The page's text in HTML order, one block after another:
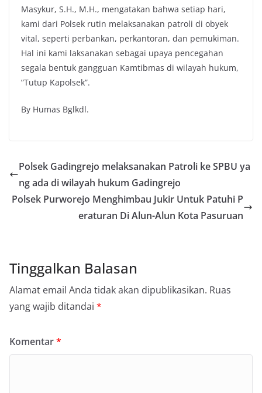
Masykur, S.H., M.H., mengatakan bahwa setiap hari,
kami dari Polsek rutin melaksanakan patroli di obyek
vital, seperti perbankan, perkantoran, dan pemukiman.
Hal ini kami laksanakan sebagai upaya pencegahan
segala bentuk gangguan Kamtibmas di wilayah hukum,
”Tutup Kapolsek”.
By Humas Bglkdl.
Polsek Gadingrejo melaksanakan Patroli ke SPBU ya
ng ada di wilayah hukum Gadingrejo
Polsek Purworejo Menghimbau Jukir Untuk Patuhi P
eraturan Di Alun-Alun Kota Pasuruan
Tinggalkan Balasan
Alamat email Anda tidak akan dipublikasikan. Ruas
yang wajib ditandai *
Komentar*